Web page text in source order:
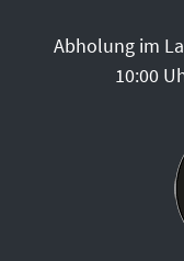
Abholung im
10:00